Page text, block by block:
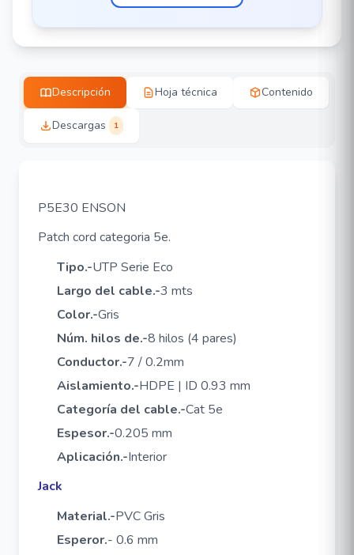
Descripción Hoja técnica Contenido
Descargas 1
P5E30 ENSON
Patch cord categoria 5e.
Tipo.-UTP Serie Eco
Largo del cable.-3 mts
Color.-Gris
Núm. hilos de.-8 hilos (4 pares)
Conductor.-7 / 0.2mm
Aislamiento.-HDPE | ID 0.93 mm
Categoría del cable.-Cat 5e
Espesor.-0.205 mm
Aplicación.-Interior
Jack
Material.-PVC Gris
Esperor.- 0.6 mm